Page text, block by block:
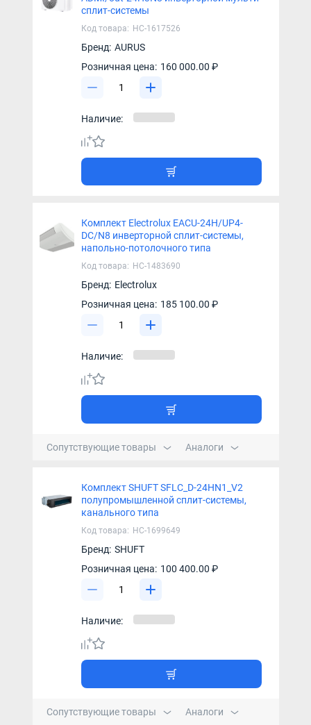
сплит-системы
Код товара: НС-1617526
Бренд: AURUS
Розничная цена: 160 000.00 ₽
Наличие:
Комплект Electrolux EACU-24H/UP4-
DC/N8 инверторной сплит-системы,
напольно-потолочного типа
Код товара: НС-1483690
Бренд: Electrolux
Розничная цена: 185 100.00 ₽
Наличие:
Сопутствующие товары Аналоги
Комплект SHUFT SFLC_D-24HN1_V2
полупромышленной сплит-системы,
канального типа
Код товара: НС-1699649
Бренд: SHUFT
Розничная цена: 100 400.00 ₽
Наличие:
Сопутствующие товары Аналоги